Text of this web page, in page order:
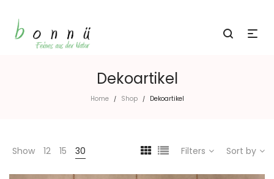
Dekoartikel
Home / Shop / Dekoartikel
Show 12 15 30 Filters Sort by